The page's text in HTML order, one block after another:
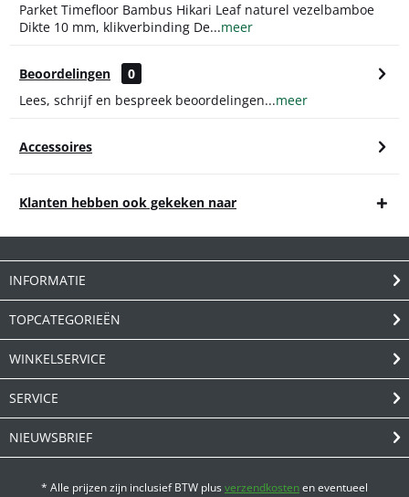
Parket Timefloor Bambus Hikari Leaf naturel vezelbamboe
Dikte 10 mm, klikverbinding De...meer
Beoordelingen
0
Lees, schrijf en bespreek beoordelingen...meer
Accessoires
Klanten hebben ook gekeken naar
INFORMATIE
TOPCATEGORIEËN
WINKELSERVICE
SERVICE
NIEUWSBRIEF
* Alle prijzen zijn inclusief BTW plusverzendkostenen eventueel